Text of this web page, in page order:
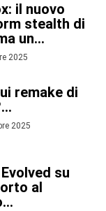
il nuovo
stealth di
un...
2025
remake di
2025
su
al